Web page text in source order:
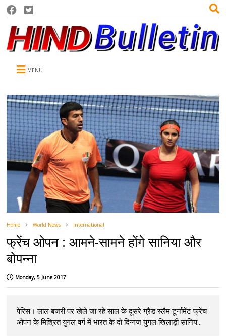
MENU
Home World News International
फ्रेंच ओपन : आमने-सामने होंगे सानिया और
बोपन्ना
Monday, 5 June 2017
पेरिस। लाल बजरी पर खेले जा रहे साल के दूसरे ग्रैंड स्लैम टूर्नामेंट फ्रेंच
ओपन के मिश्रित युगल वर्ग में भारत के दो दिग्गज युगल खिलाड़ी सानिय...